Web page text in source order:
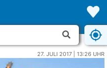
27. JULI 2017 | 13:26 UHR